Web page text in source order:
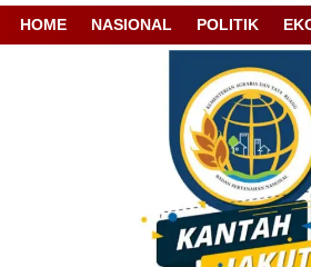
HOME NASIONAL POLITIK